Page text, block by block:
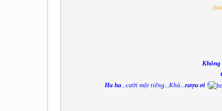
Không
Ha ha ...cười một tiếng...Khà... rượu ơi!